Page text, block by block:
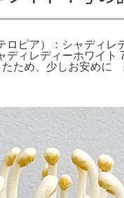
ロピア）：シャディ
ディレディーホワイ
ため、少しお安めに